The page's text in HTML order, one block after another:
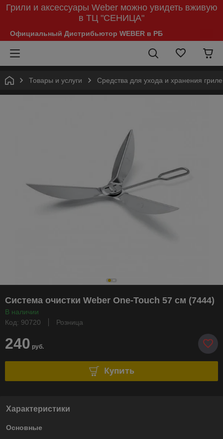
Грили и аксессуары Weber можно увидеть вживую
в ТЦ "СЕНИЦА"
Официальный Дистрибьютор WEBER в РБ
Товары и услуги Средства для ухода и хранения
Система очистки Weber One-Touch 57 см (7444)
В наличии
Код: 90720
Розница
240 руб.
Купить
Характеристики
Основные